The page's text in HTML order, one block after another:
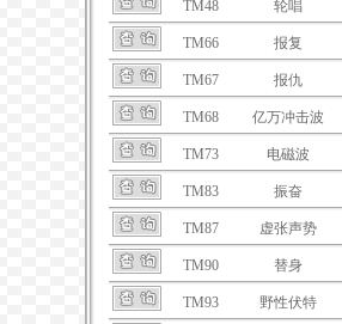
TM48 轮唱
TM66 报复
TM67 报仇
TM68 亿万冲击波
TM73 电磁波
TM83 振奋
TM87 虚张声势
TM90 替身
TM93 野性伏特